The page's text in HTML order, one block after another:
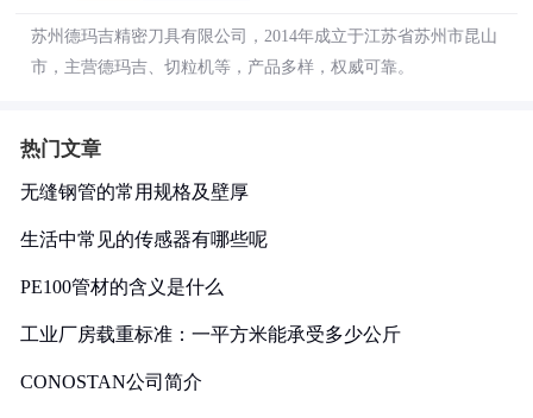
苏州德玛吉精密刀具有限公司，2014年成立于江苏省苏州市昆山
市，主营德玛吉、切粒机等，产品多样，权威可靠。
热门文章
无缝钢管的常用规格及壁厚
生活中常见的传感器有哪些呢
PE100管材的含义是什么
工业厂房载重标准：一平方米能承受多少公斤
CONOSTAN公司简介